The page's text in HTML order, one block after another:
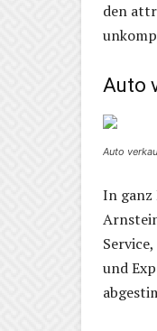
den
Auto
Auto
In ganz
und